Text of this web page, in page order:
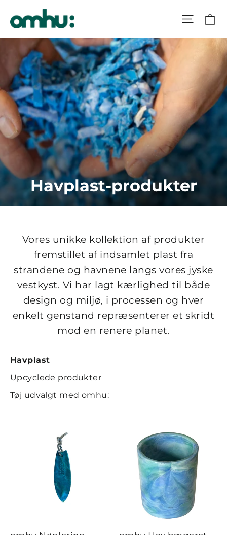
Havplast-produkter
Vores unikke kollektion af produkter
fremstillet af indsamlet plast fra
strandene og havnene langs vores jyske
vestkyst. Vi har lagt kærlighed til både
design og miljø, i processen og hver
enkelt genstand repræsenterer et skridt
mod en renere planet.
Havplast
Upcyclede produkter
Tøj udvalgt med omhu: